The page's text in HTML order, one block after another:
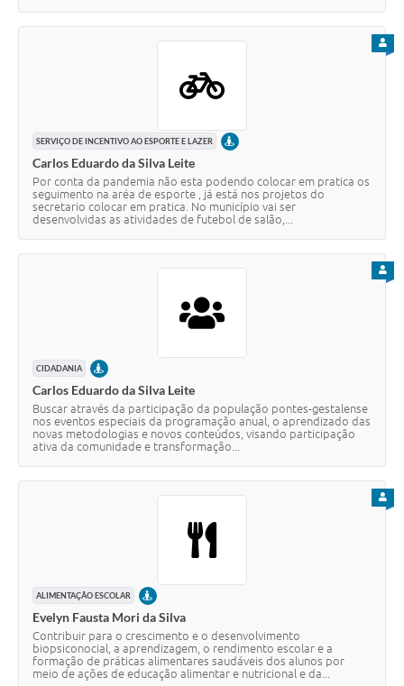
SERVIÇO DE INCENTIVO AO ESPORTE E LAZER PRESENCIAL
Carlos Eduardo da Silva Leite
Por conta da pandemia não esta podendo colocar em pratica os
seguimento na aréa de esporte , já está nos projetos do
secretario colocar em pratica. No município vai ser
desenvolvidas as atividades de futebol de salão,...
CIDADANIA PRESENCIAL
Carlos Eduardo da Silva Leite
Buscar através da participação da população pontes-gestalense
nos eventos especiais da programação anual, o aprendizado das
novas metodologias e novos conteúdos, visando participação
ativa da comunidade e transformação...
ALIMENTAÇÃO ESCOLAR PRESENCIAL
Evelyn Fausta Mori da Silva
Contribuir para o crescimento e o desenvolvimento
biopsiconocial, a aprendizagem, o rendimento escolar e a
formação de práticas alimentares saudáveis dos alunos por
meio de ações de educação alimentar e nutricional e da...